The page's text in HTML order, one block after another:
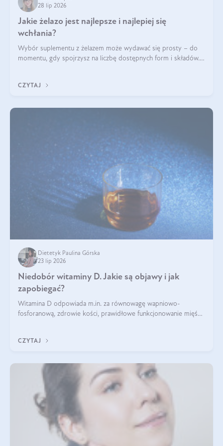
28 lip 2026
Jakie żelazo jest najlepsze i najlepiej się
wchłania?
Wybór suplementu z żelazem może wydawać się prosty – do
momentu, gdy spojrzysz na liczbę dostępnych form i składów.
zawierać suplement?
CZYTAJ
Dietetyk Paulina Górska
23 lip 2026
Niedobór witaminy D. Jakie są objawy i jak
zapobiegać?
Witamina D odpowiada m.in. za równowagę wapniowo-
fosforanową, zdrowie kości, prawidłowe funkcjonowanie mięśni
problemem.
CZYTAJ